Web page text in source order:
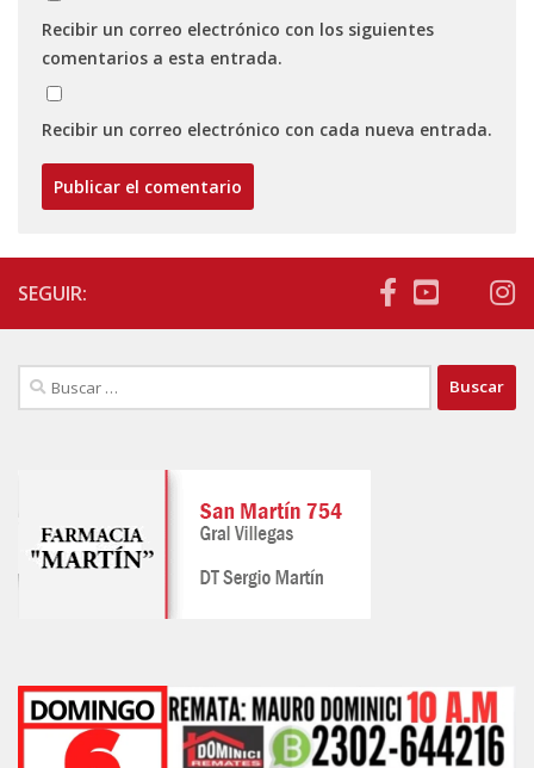
Recibir un correo electrónico con los siguientes
comentarios a esta entrada.
Recibir un correo electrónico con cada nueva entrada.
SEGUIR:
Buscar: